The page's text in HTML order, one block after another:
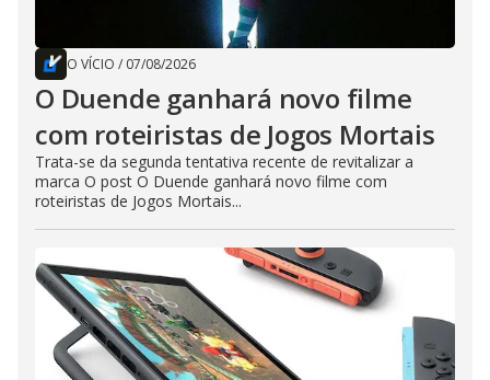
O VÍCIO / 07/08/2026
O Duende ganhará novo filme
com roteiristas de Jogos Mortais
Trata-se da segunda tentativa recente de revitalizar a
marca O post O Duende ganhará novo filme com
roteiristas de Jogos Mortais...